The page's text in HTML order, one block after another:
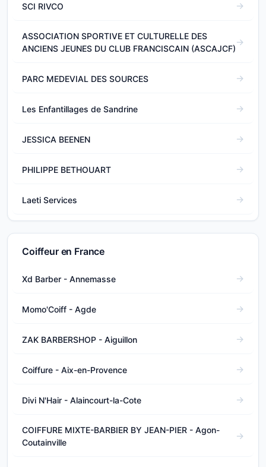
SCI RIVCO
ASSOCIATION SPORTIVE ET CULTURELLE DES
ANCIENS JEUNES DU CLUB FRANCISCAIN (ASCAJCF)
PARC MEDEVIAL DES SOURCES
Les Enfantillages de Sandrine
JESSICA BEENEN
PHILIPPE BETHOUART
Laeti Services
Coiffeur en France
Xd Barber - Annemasse
Momo'Coiff - Agde
ZAK BARBERSHOP - Aiguillon
Coiffure - Aix-en-Provence
Divi N'Hair - Alaincourt-la-Cote
COIFFURE MIXTE-BARBIER BY JEAN-PIER - Agon-
Coutainville